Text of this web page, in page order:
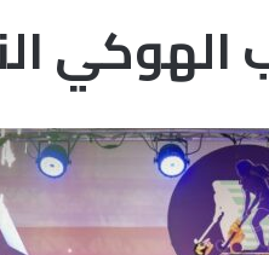
الهوكي